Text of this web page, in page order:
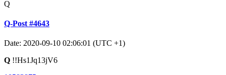
Q
Q-Post #4643
Date: 2020-09-10 02:06:01 (UTC +1)
Q !!Hs1Jq13jV6